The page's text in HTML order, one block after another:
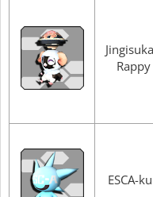
Rappy
ESCA-